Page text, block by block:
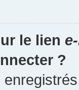
le lien
?